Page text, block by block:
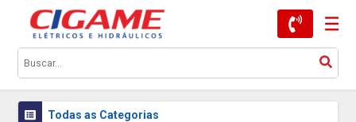
Todas as Categorias